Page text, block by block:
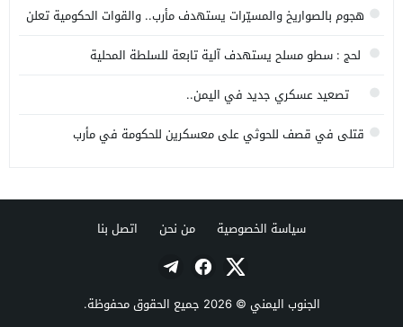
هجوم بالصواريخ والمسيّرات يستهدف مأرب.. والقوات الحكومية تعلن
لحج : سطو مسلح يستهدف آلية تابعة للسلطة المحلية
تصعيد عسكري جديد في اليمن..
قتلى في قصف للحوثي على معسكرين للحكومة في مأرب
سياسة الخصوصية من نحن اتصل بنا
الجنوب اليمني © 2026 جميع الحقوق محفوظة.